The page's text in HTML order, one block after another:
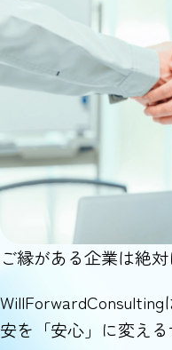
ご縁がある企業は絶
安を「安心」に変える